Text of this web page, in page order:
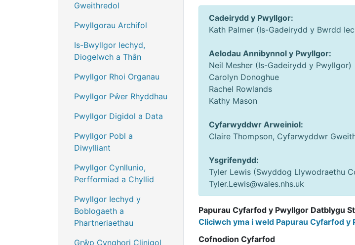
Gweithredol
Pwyllgorau Archifol
Is-Bwyllgor Iechyd,
Diogelwch a Thân
Pwyllgor Rhoi Organau
Pwyllgor Pŵer Rhyddhau
Pwyllgor Digidol a Data
Pwyllgor Pobl a
Diwylliant
Pwyllgor Cynllunio,
Perfformiad a Chyllid
Pwyllgor Iechyd y
Boblogaeth a
Phartneriaethau
Grŵp Cynghori Clinigol
Cadeirydd y Pwyllgor:
Kath Palmer (Is-Gadeirydd y Bwrdd
Aelodau Annibynnol y Pwyllgor:
Neil Mesher (Is-Gadeirydd y Pwyllgor)
Carolyn Donoghue
Rachel Rowlands
Kathy Mason
Cyfarwyddwr Arweiniol:
Claire Thompson, Cyfarwyddwr
Ysgrifenydd:
Tyler Lewis (Swyddog Llywodraethu
Tyler.Lewis@wales.nhs.uk
Papurau Cyfarfod y Pwyllgor Datblygu
Cliciwch yma i weld Papurau Cyfarfod
Cofnodion Cyfarfod